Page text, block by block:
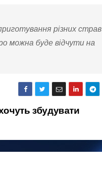
різних страв
можна буде відчути на
збудувати